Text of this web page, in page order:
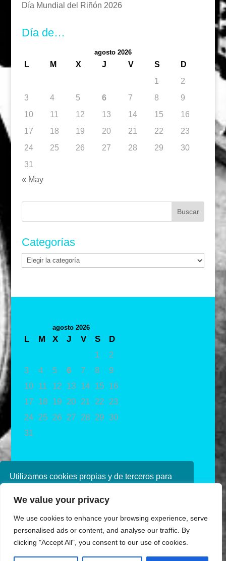
Utilizamos cookies propias y de terceros para
navegando, consideramos que acepta su uso.
política de cookies consulte nuestra
Política de
privacidad
We value your privacy
We use cookies to enhance your browsing experience, serve
personalised ads or content, and analyse our traffic. By
clicking "Accept All", you consent to our use of cookies.
Día Mundial del Riñón 2026
Día de…
agosto 2026
L M X J V S
D
1
2
3
4 5 6 7 8
9
10
11 12 13 14 15
16
17
18 19 20 21 22
23
24
25 26 27 28 29
30
31
« May
Categorías
Categorías
agosto 2026
L M X J V S
D
1
2
3
4 5 6 7 8
9
10
11 12 13 14 15
16
17
18 19 20 21 22
23
24
25 26 27 28 29 30
31